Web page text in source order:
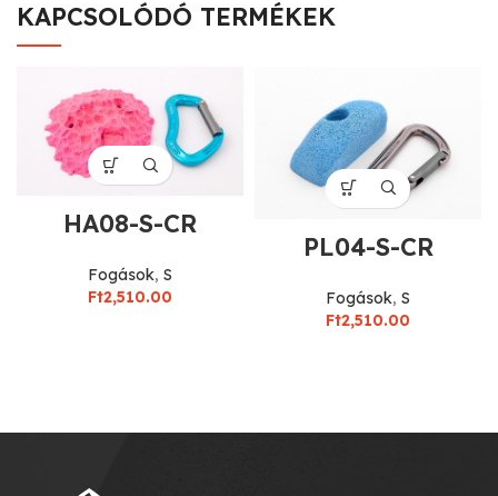
KAPCSOLÓDÓ TERMÉKEK
HA08-S-CR
Fogások, S
Ft2,510.00
PL04-S-CR
Fogások, S
Ft2,510.00